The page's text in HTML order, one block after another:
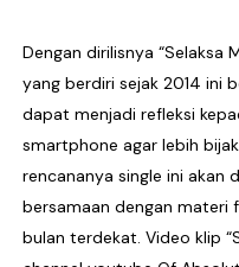
Dengan dirilisnya “Selaksa
yang berdiri sejak 2014 ini
dapat menjadi refleksi
smartphone agar lebih
rencananya single ini akan
bersamaan dengan materi
bulan terdekat. Video klip